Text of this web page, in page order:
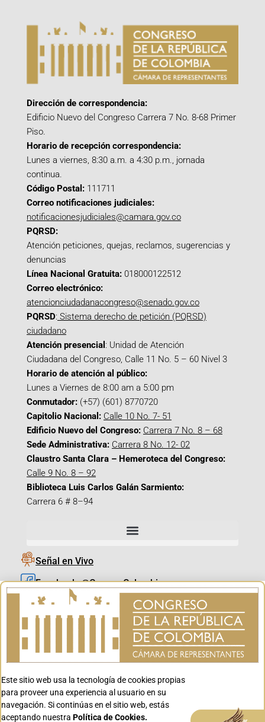
Dirección de correspondencia:
Edificio Nuevo del Congreso Carrera 7 No. 8-68 Primer
Piso.
Horario de recepción correspondencia:
Lunes a viernes, 8:30 a.m. a 4:30 p.m., jornada
continua.
Código Postal: 111711
Correo notificaciones judiciales:
notificacionesjudiciales@camara.gov.co
PQRSD:
Atención peticiones, quejas, reclamos, sugerencias y
denuncias
Línea Nacional Gratuita: 018000122512
Correo electrónico:
atencionciudadanacongreso@senado.gov.co
PQRSD: Sistema derecho de petición (PQRSD)
ciudadano
Atención presencial : Unidad de Atención
Ciudadana del Congreso, Calle 11 No. 5 – 60 Nivel 3
Horario de atención al público:
Lunes a Viernes de 8:00 am a 5:00 pm
Conmutador: (+57) (601) 8770720
Capitolio Nacional: Calle 10 No. 7- 51
Edificio Nuevo del Congreso: Carrera 7 No. 8 – 68
Sede Administrativa: Carrera 8 No. 12- 02
Claustro Santa Clara – Hemeroteca del Congreso:
Calle 9 No. 8 – 92
Biblioteca Luis Carlos Galán Sarmiento:
Carrera 6 # 8–94
Señal en Vivo
Facebook_@CamaraColombia
Instagram_@CamaraColombia
X_@CamaraColombia
Youtube_@CamaraColombia
Youtube_@CanalCongreso
Este sitio web usa la tecnología de cookies propias
para proveer una experiencia al usuario en su
navegación. Si continúas en el sitio web, estás
aceptando nuestra Política de Cookies. Aceptar